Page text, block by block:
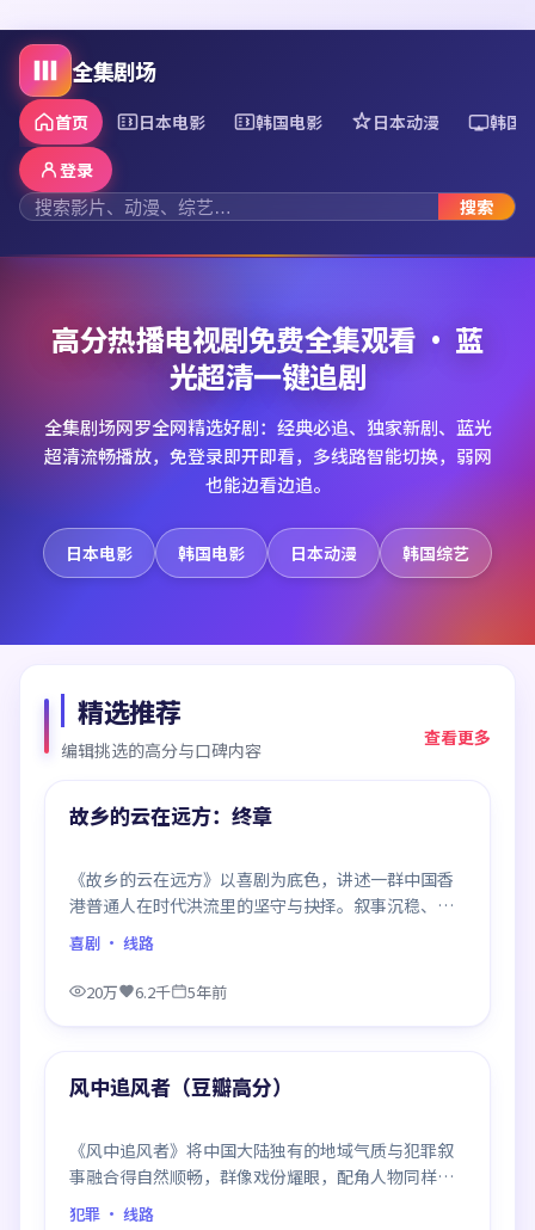
全集剧场
首页 日本电影 韩国电影 日本动漫 韩国
搜索
登录
高分热播电视剧免费全集观看 · 蓝
光超清一键追剧
全集剧场网罗全网精选好剧：经典必追、独家新剧、蓝光
超清流畅播放，免登录即开即看，多线路智能切换，弱网
也能边看边追。
日本电影 韩国电影 日本动漫 韩国综艺
精选推荐
编辑挑选的高分与口碑内容
查看更多
精选
99:56
故乡的云在远方：终章
《故乡的云在远方》以喜剧为底色，讲述一群中国香
港普通人在时代洪流里的坚守与抉择。叙事沉稳、群
像饱满，每一场对手戏都打磨得克制而精确，回味悠
长。
喜剧 · 线路
20万 6.2千 5年前
精选
风中追风者（豆瓣高分）
《风中追风者》将中国大陆独有的地域气质与犯罪叙
事融合得自然顺畅，群像戏份耀眼，配角人物同样鲜
活，整部作品质感扎实。
犯罪 · 线路